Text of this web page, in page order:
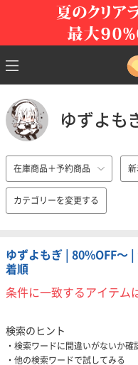
ゆずよも
在庫商品＋予約商品 新
カテゴリーを変更する
ゆずよもぎ | 80%OFF〜
着順
条件に一致するアイテム
検索のヒント
検索ワードに間違いがないか確
他の検索ワードで試してみる